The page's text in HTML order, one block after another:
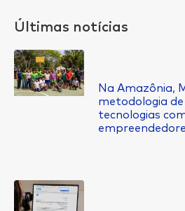
Últimas notícias
Na Amazônia,
metodologia
tecnologias